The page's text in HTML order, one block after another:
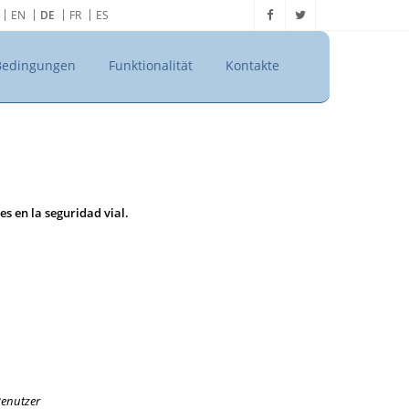
EN DE FR ES
Funktionalität Kontakte
en la seguridad vial.